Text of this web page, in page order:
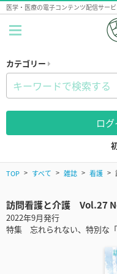
医学・医療の電子コンテンツ配信サー
カテゴリー
ロ
TOP すべて 雑誌 看護
訪問看護と介護 Vol.27
2022年9月発行
特集 忘れられない、特別な